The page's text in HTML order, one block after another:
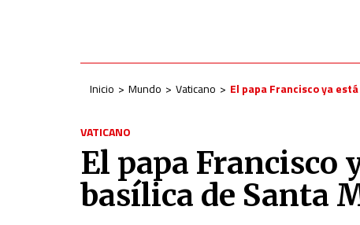
Inicio Mundo Vaticano El papa Francisco ya
VATICANO
El papa Francisco
basílica de Santa